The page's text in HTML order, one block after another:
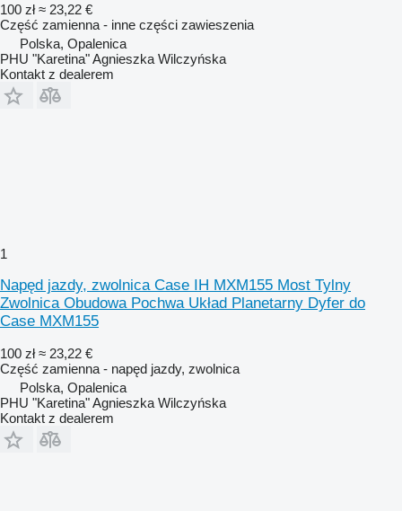
100 zł ≈ 23,22 €
Część zamienna - inne części zawieszenia
Polska, Opalenica
PHU "Karetina" Agnieszka Wilczyńska
Kontakt z dealerem
1
Napęd jazdy, zwolnica Case IH MXM155 Most Tylny
Zwolnica Obudowa Pochwa Układ Planetarny Dyfer do
Case MXM155
100 zł ≈ 23,22 €
Część zamienna - napęd jazdy, zwolnica
Polska, Opalenica
PHU "Karetina" Agnieszka Wilczyńska
Kontakt z dealerem